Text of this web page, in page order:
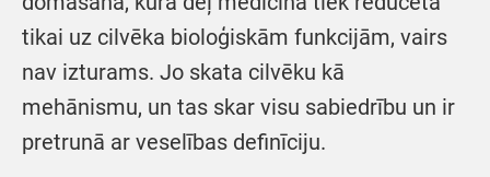
tikai uz cilvēka bioloģiskām funkcijām, vairs
nav izturams. Jo skata cilvēku kā
mehānismu, un tas skar visu sabiedrību un ir
pretrunā ar veselības definīciju.